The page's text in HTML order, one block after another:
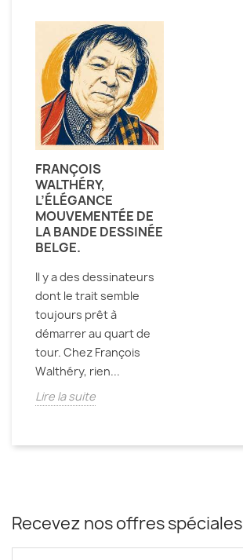
FRANÇOIS
WALTHÉRY,
L’ÉLÉGANCE
MOUVEMENTÉE DE
LA BANDE DESSINÉE
BELGE.
Il y a des dessinateurs
dont le trait semble
toujours prêt à
démarrer au quart de
tour. Chez François
Walthéry, rien...
Lire la suite
Recevez nos offres spéciales